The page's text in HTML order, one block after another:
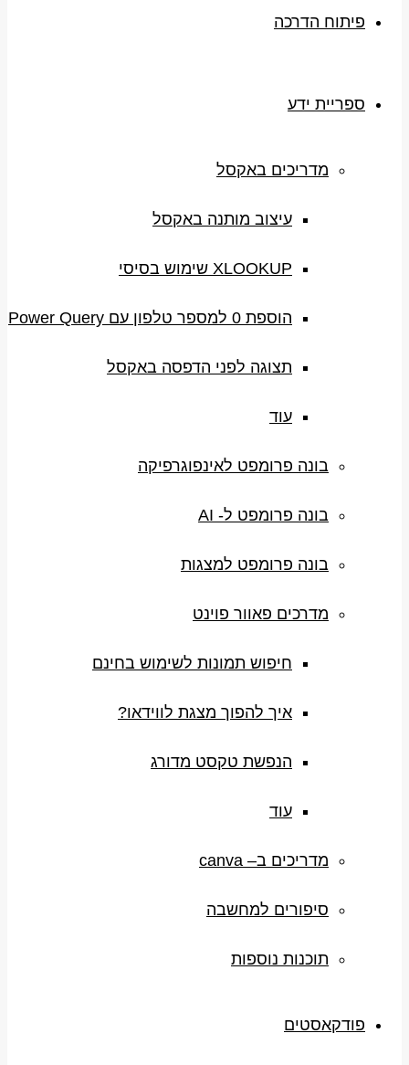
פיתוח הדרכה
ספריית ידע
מדריכים באקסל
עיצוב מותנה באקסל
XLOOKUP שימוש בסיסי
הוספת 0 למספר טלפון עם Power Query
תצוגה לפני הדפסה באקסל
עוד
בונה פרומפט לאינפוגרפיקה
בונה פרומפט ל- AI
בונה פרומפט למצגות
מדרכים פאוור פוינט
חיפוש תמונות לשימוש בחינם
איך להפוך מצגת לווידאו?
הנפשת טקסט מדורג
עוד
מדריכים ב– canva
סיפורים למחשבה
תוכנות נוספות
פודקאסטים